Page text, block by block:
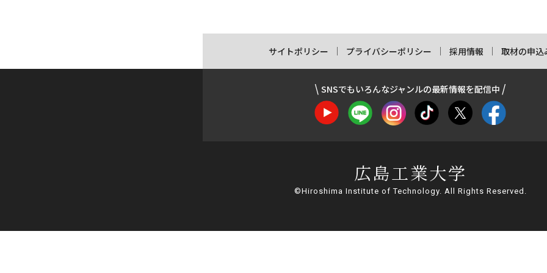
サイトポリシー プライバシーポリシー 採用情報 取材の申込
SNSでもいろんなジャンルの最新情報を配信中
広島工業大学
©Hiroshima Institute of Technology. All Rights Reserved.